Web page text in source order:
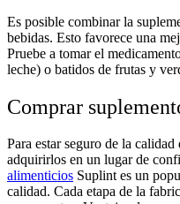
Es posible combinar la
bebidas. Esto favorece una
Pruebe a tomar el
leche) o batidos de frutas y
Comprar
Para estar seguro de la
adquirirlos en un lugar de
alimenticios Suplint es un
calidad. Cada etapa de la